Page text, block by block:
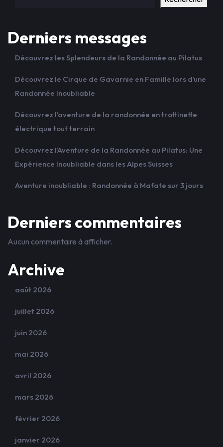
Derniers messages
Découvrez les Splendeurs de la Randonnée au Pilatus
Découvrez le Cirque de Gavarnie en Famille lors d’une
Randonnée Inoubliable
Découvrez l’aventure de la randonnée en trottinette
électrique tout terrain
Découvrez l’Aventure de la Randonnée au Pilatus: Une
Expérience Inoubliable dans les Alpes Suisses
Aventure inoubliable : Randonnée à Mafate sur 3 jours
Derniers commentaires
Aucun commentaire à afficher.
Archive
août 2026
juillet 2026
juin 2026
mai 2026
avril 2026
mars 2026
février 2026
janvier 2026